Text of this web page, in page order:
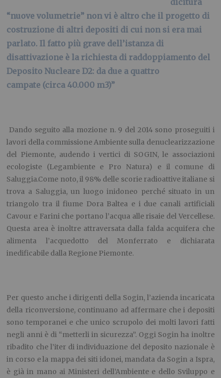
dicitura
“nuove volumetrie” non vi è altro che il progetto di
costruzione di altri depositi di cui non si era mai
parlato. Il fatto più grave dell’istanza di
disattivazione è la richiesta di raddoppiamento del
Deposito Nucleare D2: da due a quattro
campate (circa 40.000 m3)”
Dando seguito alla mozione n. 9 del 2014 sono proseguiti i
lavori della commissione Ambiente sulla denuclearizzazione
del Piemonte, audendo i vertici di SOGIN, le associazioni
ecologiste (Legambiente e Pro Natura) e il comune di
Saluggia.Come noto, il 98% delle scorie radioattive italiane si
trova a Saluggia, un luogo inidoneo perché situato in un
triangolo tra il fiume Dora Baltea e i due canali artificiali
Cavour e Farini che portano l’acqua alle risaie del Vercellese.
Questa area è inoltre attraversata dalla falda acquifera che
alimenta l’acquedotto del Monferrato e dichiarata
inedificabile dalla Regione Piemonte.
Per questo anche i dirigenti della Sogin, l’azienda incaricata
della riconversione, continuano ad affermare che i depositi
sono temporanei e che unico scrupolo dei molti lavori fatti
negli anni è di “metterli in sicurezza”. Oggi Sogin ha inoltre
ribadito che l’iter di individuazione del deposito nazionale è
in corso e la mappa dei siti idonei, mandata da Sogin a Ispra,
è già in mano ai Ministeri dell’Ambiente e dello Sviluppo e